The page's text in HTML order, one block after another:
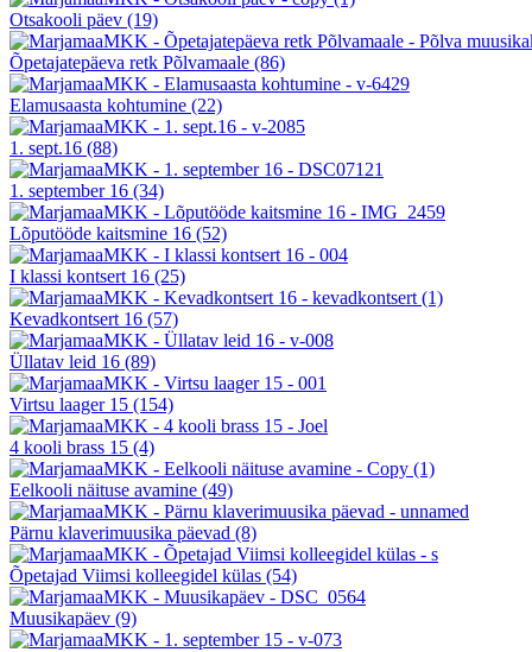
Otsakooli päev (19)
Õpetajatepäeva retk Põlvamaale (86)
Elamusaasta kohtumine (22)
1. sept.16 (88)
1. september 16 (34)
Lõputööde kaitsmine 16 (52)
I klassi kontsert 16 (25)
Kevadkontsert 16 (57)
Üllatav leid 16 (89)
Virtsu laager 15 (154)
4 kooli brass 15 (4)
Eelkooli näituse avamine (49)
Pärnu klaverimuusika päevad (8)
Õpetajad Viimsi kolleegidel külas (54)
Muusikapäev (9)